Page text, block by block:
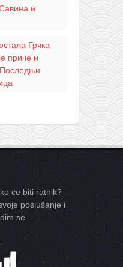
и
Грчка
приче и
Последњи
će biti ratnik?
poslušanje i
se…